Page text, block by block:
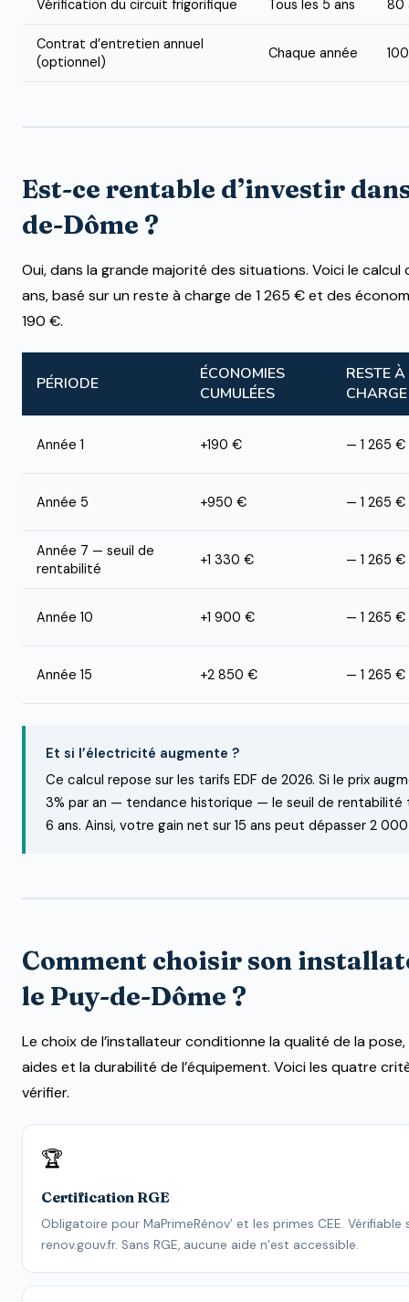
Vérification du circuit frigorifique Tous les 5 ans 80
Contrat d’entretien annuel
(optionnel)
Chaque année
Est-ce rentable d’investir
de-Dôme ?
Oui, dans la grande majorité des situations. Voici le calcul
ans, basé sur un reste à charge de 1 265 € et des
190 €.
PÉRIODE
ÉCONOMIES
CUMULÉES
RESTE À
CHARGE
Année 1 +190 € — 1 265 €
Année 5 +950 € — 1 265 €
Année 7 — seuil de
rentabilité
+1 330 € — 1 265 €
Année 10 +1 900 € — 1 265 €
Année 15 +2 850 € — 1 265 €
Et si l’électricité augmente ?
Ce calcul repose sur les tarifs EDF de 2026. Si le prix
3% par an — tendance historique — le seuil de rentabilité
6 ans. Ainsi, votre gain net sur 15 ans peut dépasser 2
Comment choisir son
le Puy-de-Dôme ?
Le choix de l’installateur conditionne la qualité de la
aides et la durabilité de l’équipement. Voici les quatre
vérifier.
🏆
Certification RGE
Obligatoire pour MaPrimeRénov’ et les primes CEE. Vérifiable
renov.gouv.fr. Sans RGE, aucune aide n’est accessible.